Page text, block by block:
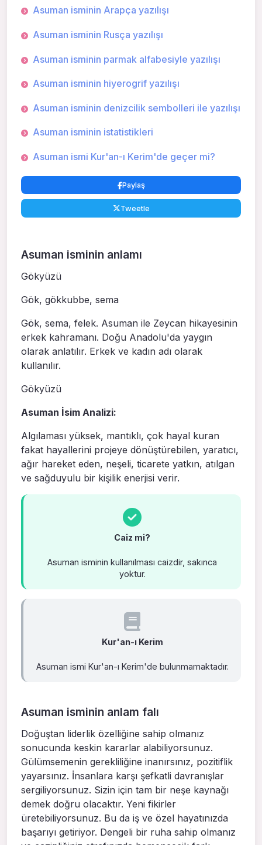
Asuman isminin Arapça yazılışı
Asuman isminin Rusça yazılışı
Asuman isminin parmak alfabesiyle yazılışı
Asuman isminin hiyerogrif yazılışı
Asuman isminin denizcilik sembolleri ile yazılışı
Asuman isminin istatistikleri
Asuman ismi Kur'an-ı Kerim'de geçer mi?
Paylaş
Tweetle
Asuman isminin anlamı
Gökyüzü
Gök, gökkubbe, sema
Gök, sema, fe­lek. Asuman ile Zeycan hikayesinin
erkek kahramanı. Doğu Anadolu'da yaygın
olarak anlatılır. Erkek ve ka­dın adı olarak
kullanılır.
Gökyüzü
Asuman İsim Analizi:
Algılaması yüksek, mantıklı, çok hayal kuran
fakat hayallerini projeye dönüştürebilen, yaratıcı,
ağır hareket eden, neşeli, ticarete yatkın, atılgan
ve sağduyulu bir kişilik enerjisi verir.
Caiz mi?
Asuman isminin kullanılması caizdir, sakınca
yoktur.
Kur'an-ı Kerim
Asuman ismi Kur'an-ı Kerim'de bulunmamaktadır.
Asuman isminin anlam falı
Doğuştan liderlik özelliğine sahip olmanız
sonucunda keskin kararlar alabiliyorsunuz.
Gülümsemenin gerekliliğine inanırsınız, pozitiflik
yayarsınız. İnsanlara karşı şefkatli davranışlar
sergiliyorsunuz. Sizin için tam bir neşe kaynağı
demek doğru olacaktır. Yeni fikirler
üretebiliyorsunuz. Bu da iş ve özel hayatınızda
başarıyı getiriyor. Dengeli bir ruha sahip olmanız